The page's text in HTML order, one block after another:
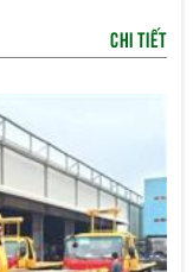
CHI TIẾT